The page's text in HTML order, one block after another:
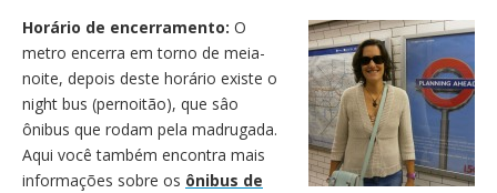
Horário de encerramento: O
metro encerra em torno de meia-
noite, depois deste horário existe o
night bus (pernoitão), que sâo
ônibus que rodam pela madrugada.
Aqui você também encontra mais
informações sobre os ônibus de